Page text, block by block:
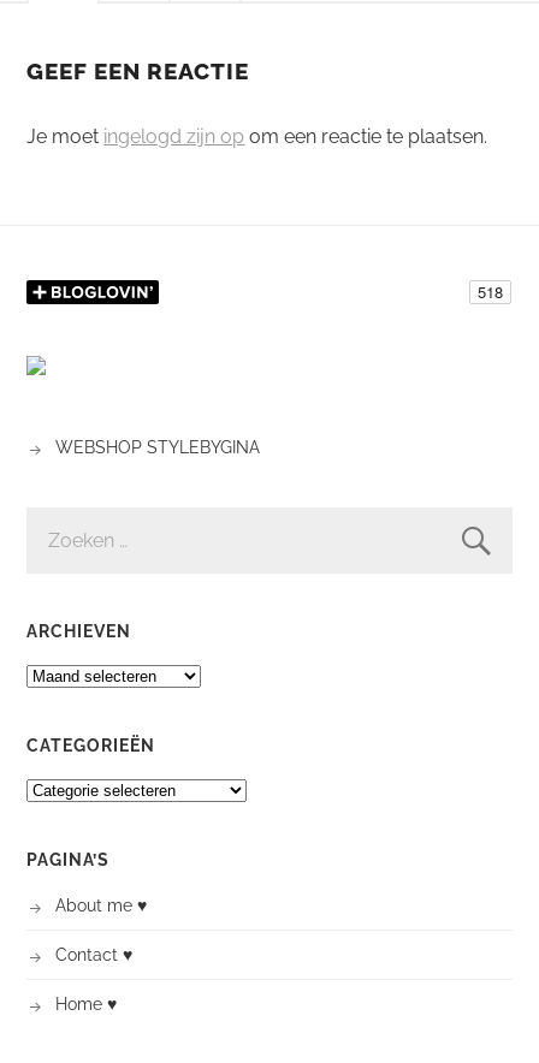
GEEF EEN REACTIE
Je moet ingelogd zijn op om een reactie te plaatsen.
WEBSHOP STYLEBYGINA
NAAR:
ARCHIEVEN
ARCHIEVEN
CATEGORIEËN
CATEGORIEËN
PAGINA’S
About me ♥
Contact ♥
Home ♥